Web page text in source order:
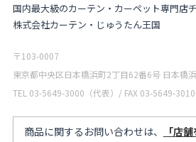
国内最大級のカーテン・カーペット専門店
株式会社カーテン・じゅうたん王国
〒103-0007
東京都中央区日本橋浜町2丁目62番6号 日本橋
TEL 03-5649-3000（代表）/ FAX 03-5649-3010
商品に関するお問い合わせは、 「店